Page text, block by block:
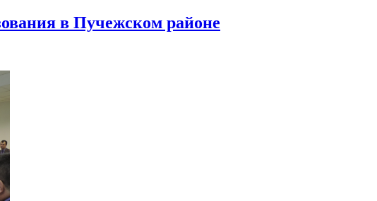
в Пучежском районе